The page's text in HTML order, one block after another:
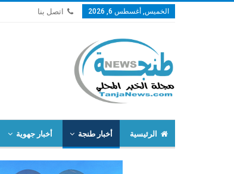
الخميس, أغسطس 6, 2026 اتصل بنا
الرئيسية أخبار طنجة أخبار جهوية